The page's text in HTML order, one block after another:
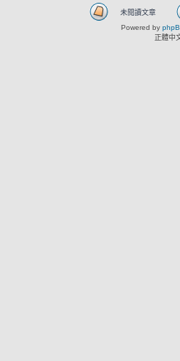
未閱讀文章
Powered by
正體中